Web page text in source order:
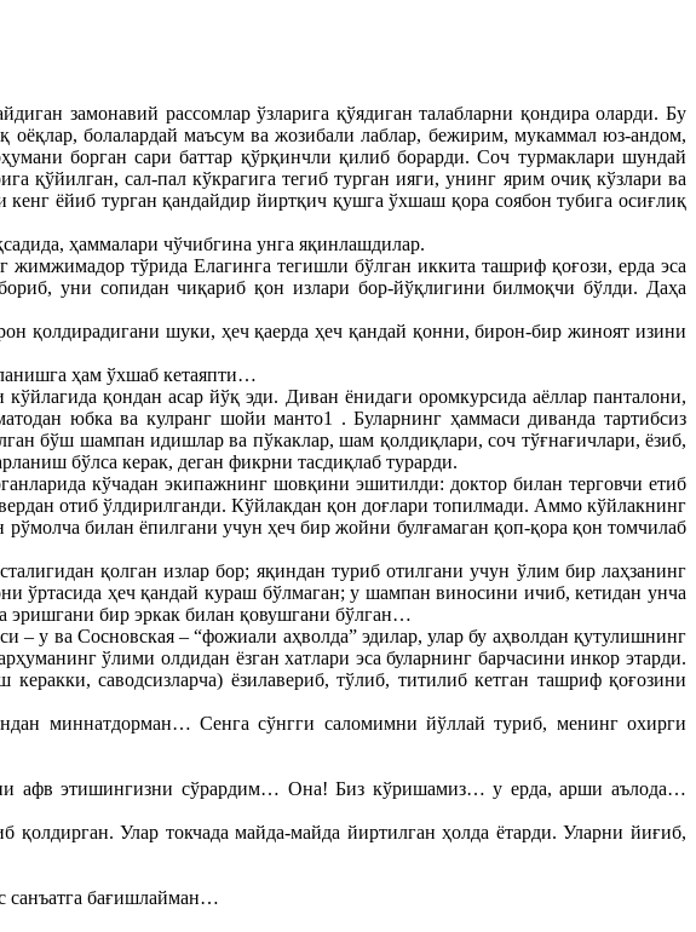
замонавий рассомлар ўзларига қўядиган талабларни қондира оларди. Бу
оёқлар, болалардай маъсум ва жозибали лаблар, бежирим, мукаммал юз-андом,
борган сари баттар қўрқинчли қилиб борарди. Соч турмаклари шундай
қўйилган, сал-пал кўкрагига тегиб турган ияги, унинг ярим очиқ кўзлари ва
ёйиб турган қандайдир йиртқич қушга ўхшаш қора соябон тубига осиғлиқ
ҳаммалари чўчибгина унга яқинлашдилар.
тўрида Елагинга тегишли бўлган иккита ташриф қоғози, ерда эса
уни сопидан чиқариб қон излари бор-йўқлигини билмоқчи бўлди. Даҳа
қолдирадигани шуки, ҳеч қаерда ҳеч қандай қонни, бирон-бир жиноят изини
ҳам ўхшаб кетаяпти…
қондан асар йўқ эди. Диван ёнидаги оромкурсида аёллар панталони,
юбка ва кулранг шойи манто1 . Буларнинг ҳаммаси диванда тартибсиз
бўш шампан идишлар ва пўкаклар, шам қолдиқлари, соч тўғнағичлари, ёзиб,
бўлса керак, деган фикрни тасдиқлаб турарди.
кўчадан экипажнинг шовқини эшитилди: доктор билан терговчи етиб
отиб ўлдирилганди. Кўйлакдан қон доғлари топилмади. Аммо кўйлакнинг
билан ёпилгани учун ҳеч бир жойни булғамаган қоп-қора қон томчилаб
қолган излар бор; яқиндан туриб отилгани учун ўлим бир лаҳзанинг
ўртасида ҳеч қандай кураш бўлмаган; у шампан виносини ичиб, кетидан унча
эришгани бир эркак билан қовушгани бўлган…
– у ва Сосновская – “фожиали аҳволда” эдилар, улар бу аҳволдан қутулишнинг
ўлими олдидан ёзган хатлари эса буларнинг барчасини инкор этарди.
саводсизларча) ёзилавериб, тўлиб, титилиб кетган ташриф қоғозини
миннатдорман… Сенга сўнгги саломимни йўллай туриб, менинг охирги
афв этишингизни сўрардим… Она! Биз кўришамиз… у ерда, арши аълода…
Улар токчада майда-майда йиртилган ҳолда ётарди. Уларни йиғиб,
санъатга бағишлайман…